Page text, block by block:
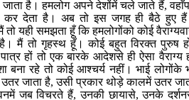
जाता है। हमलोग अपने देशोंमें चले जाते हैं,
कर देता है। अब तो इस जगह ही बैठे हुए
तो यही समझता हूँ कि हमलोगोंको कोई
मैं तो गृहस्थ हूँ। कोई बहुत विरक्त पुरुष
हों तो एक बारके आदेशसे ही ऐसा वैराग्य
बना रहे तो कोई आश्चर्य नहीं। भाई लोगोंके
उतर जाता है, उसी प्रकार थोड़े कालमें उतर
जब विचरते हैं, उनकी छायासे, उनके